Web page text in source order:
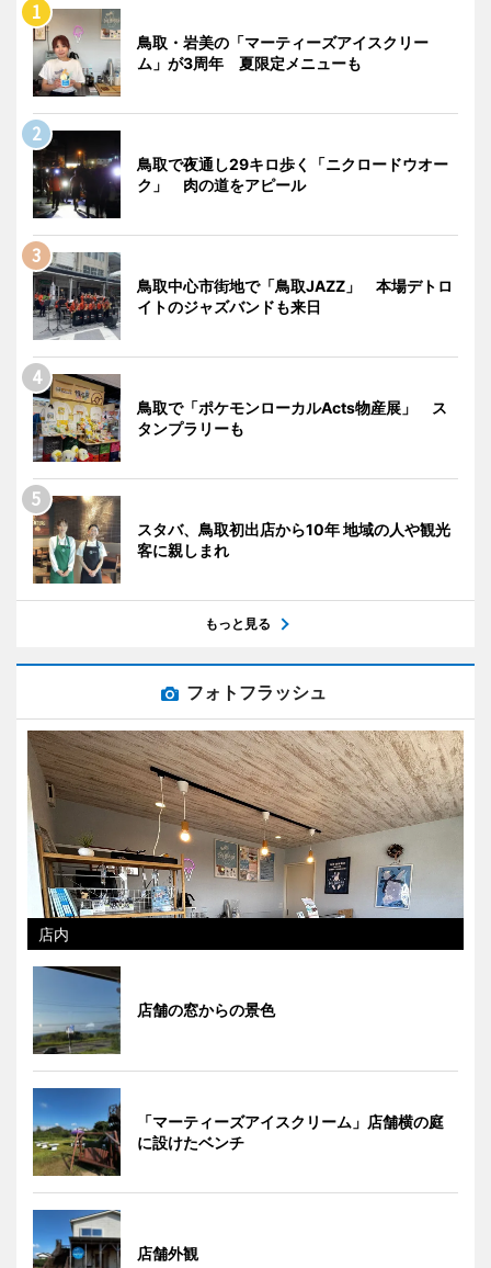
鳥取・岩美の「マーティーズアイスクリー
ム」が3周年 夏限定メニューも
鳥取で夜通し29キロ歩く「ニクロードウオー
ク」 肉の道をアピール
鳥取中心市街地で「鳥取JAZZ」 本場デトロ
イトのジャズバンドも来日
鳥取で「ポケモンローカルActs物産展」 ス
タンプラリーも
スタバ、鳥取初出店から10年 地域の人や観光
客に親しまれ
もっと見る
フォトフラッシュ
店内
店舗の窓からの景色
「マーティーズアイスクリーム」店舗横の庭
に設けたベンチ
店舗外観